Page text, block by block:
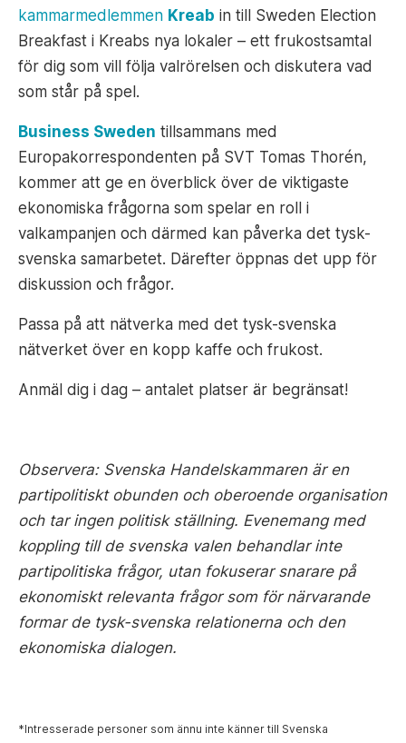
kammarmedlemmen Kreab in till Sweden Election
Breakfast i Kreabs nya lokaler – ett frukostsamtal
för dig som vill följa valrörelsen och diskutera vad
som står på spel.
Business Sweden tillsammans med
Europakorrespondenten på SVT Tomas Thorén,
kommer att ge en överblick över de viktigaste
ekonomiska frågorna som spelar en roll i
valkampanjen och därmed kan påverka det tysk-
svenska samarbetet. Därefter öppnas det upp för
diskussion och frågor.
Passa på att nätverka med det tysk-svenska
nätverket över en kopp kaffe och frukost.
Anmäl dig i dag – antalet platser är begränsat!
Observera: Svenska Handelskammaren är en
partipolitiskt obunden och oberoende organisation
och tar ingen politisk ställning. Evenemang med
koppling till de svenska valen behandlar inte
partipolitiska frågor, utan fokuserar snarare på
ekonomiskt relevanta frågor som för närvarande
formar de tysk-svenska relationerna och den
ekonomiska dialogen.
*Intresserade personer som ännu inte känner till Svenska